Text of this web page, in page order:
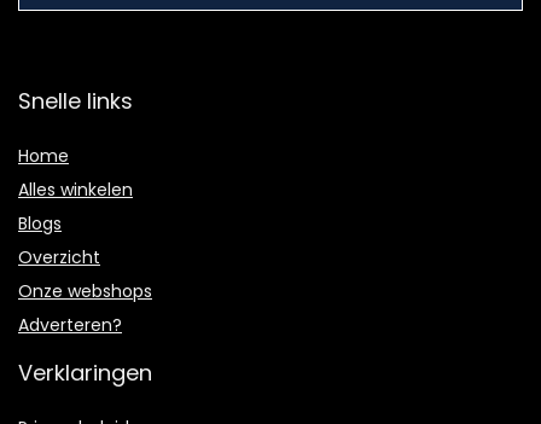
Snelle links
Home
Alles winkelen
Blogs
Overzicht
Onze webshops
Adverteren?
Verklaringen